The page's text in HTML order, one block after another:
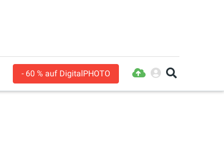
- 60 % auf DigitalPHOTO